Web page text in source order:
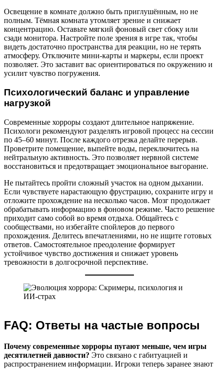
Освещение в комнате должно быть приглушённым, но не
полным. Тёмная комната утомляет зрение и снижает
концентрацию. Оставьте мягкий фоновый свет сбоку или
сзади монитора. Настройте поле зрения в игре так, чтобы
видеть достаточно пространства для реакции, но не терять
атмосферу. Отключите мини-карты и маркеры, если проект
позволяет. Это заставит вас ориентироваться по окружению и
усилит чувство погружения.
Психологический баланс и управление
нагрузкой
Современные хорроры создают длительное напряжение.
Психологи рекомендуют разделять игровой процесс на сессии
по 45–60 минут. После каждого отрезка делайте перерыв.
Проветрите помещение, выпейте воды, переключитесь на
нейтральную активность. Это позволяет нервной системе
восстановиться и предотвращает эмоциональное выгорание.
Не пытайтесь пройти сложный участок на одном дыхании.
Если чувствуете нарастающую фрустрацию, сохраните игру и
отложите прохождение на несколько часов. Мозг продолжает
обрабатывать информацию в фоновом режиме. Часто решение
приходит само собой во время отдыха. Общайтесь с
сообществами, но избегайте спойлеров до первого
прохождения. Делитесь впечатлениями, но не ищите готовых
ответов. Самостоятельное преодоление формирует
устойчивое чувство достижения и снижает уровень
тревожности в долгосрочной перспективе.
FAQ: Ответы на частые вопросы
Почему современные хорроры пугают меньше, чем игры
десятилетней давности? Это связано с габитуацией и
распространением информации. Игроки теперь заранее знают